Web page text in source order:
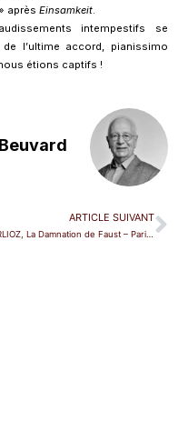
aprèsEinsamkeit.
intempestifs se
l’ultime accord, pianissimo
étions captifs !
ARTICLE SUIVANT
BERLIOZ, La Damnation de Faust – Paris (TCE)